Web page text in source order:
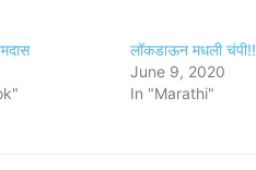
लॉकडाऊन मधली चंपी!!
June 9, 2020
In "Marathi"